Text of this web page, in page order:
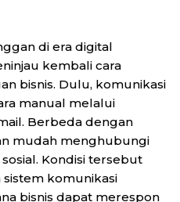
di era digital
kembali cara
bisnis. Dulu, komunikasi
manual melalui
Berbeda dengan
mudah menghubungi
Kondisi tersebut
komunikasi
bisnis dapat merespon